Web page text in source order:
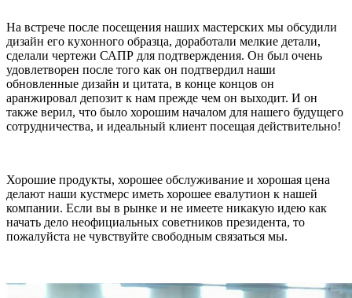
На встрече после посещения наших мастерских мы обсудили
дизайн его кухонного образца, доработали мелкие детали,
сделали чертежи САПР для подтверждения. Он был очень
удовлетворен после того как он подтвердил наши
обновленные дизайн и цитата, в конце концов он
аранжировал депозит к нам прежде чем он выходит. И он
также верил, что было хорошим началом для нашего будущего
сотрудничества, и идеальный клиент посещая действительно!
Хорошие продукты, хорошее обслуживание и хорошая цена
делают наши кустмерс иметь хорошее евалутион к нашей
компании. Если вы в рынке и не имеете никакую идею как
начать дело неофициальных советников президента, то
пожалуйста не чувствуйте свободным связаться мы.